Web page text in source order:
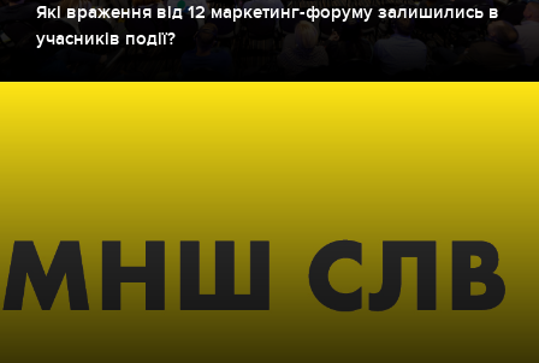
Які враження від 12 маркетинг-форуму залишились в
учасників події?